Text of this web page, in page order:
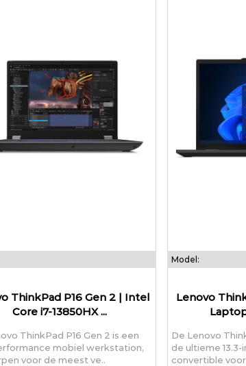
ThinkPad P16 Gen 2 | Intel
Core i7-13850HX ...
ThinkPad P16 Gen 2 is een
mobiel werkstation,
voor de meest ve..
Model:
Lenovo
De Lenovo
de ultieme
convertible